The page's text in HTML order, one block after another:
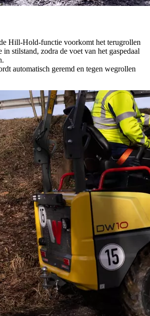
Hill-Hold-functie voorkomt het terugrollen
in stilstand, zodra de voet van het gaspedaal
automatisch geremd en tegen wegrollen